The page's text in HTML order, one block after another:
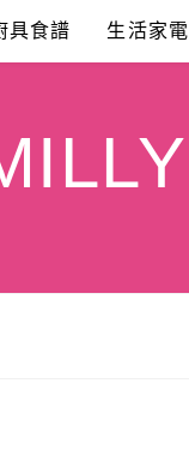
具食譜 生活家電